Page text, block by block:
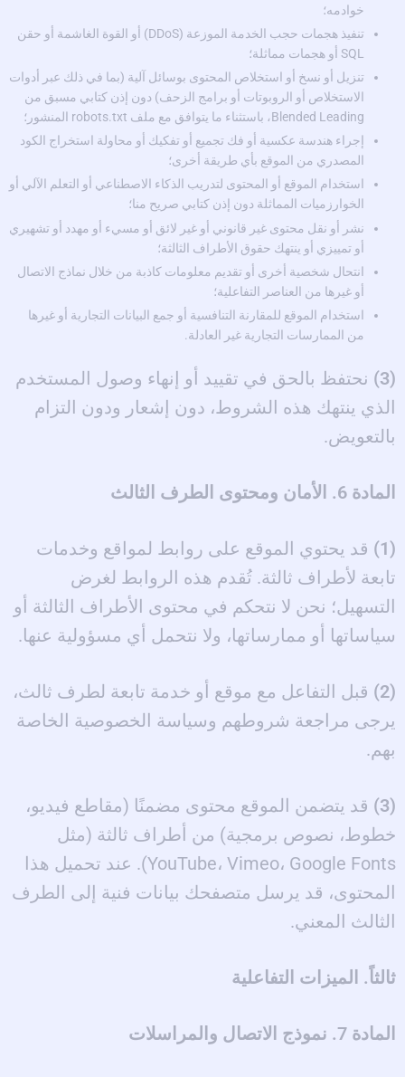
خوادمه؛
تنفيذ هجمات حجب الخدمة الموزعة (DDoS) أو القوة الغاشمة أو حقن
SQL أو هجمات مماثلة؛
تنزيل أو نسخ أو استخلاص المحتوى بوسائل آلية (بما في ذلك عبر أدوات
الاستخلاص أو الروبوتات أو برامج الزحف) دون إذن كتابي مسبق من
Blended Leading، باستثناء ما يتوافق مع ملف robots.txt المنشور؛
إجراء هندسة عكسية أو فك تجميع أو تفكيك أو محاولة استخراج الكود
المصدري من الموقع بأي طريقة أخرى؛
استخدام الموقع أو المحتوى لتدريب الذكاء الاصطناعي أو التعلم الآلي أو
الخوارزميات المماثلة دون إذن كتابي صريح منا؛
نشر أو نقل محتوى غير قانوني أو غير لائق أو مسيء أو مهدد أو تشهيري
أو تمييزي أو ينتهك حقوق الأطراف الثالثة؛
انتحال شخصية أخرى أو تقديم معلومات كاذبة من خلال نماذج الاتصال
أو غيرها من العناصر التفاعلية؛
استخدام الموقع للمقارنة التنافسية أو جمع البيانات التجارية أو غيرها
من الممارسات التجارية غير العادلة.
(3)
نحتفظ بالحق في تقييد أو إنهاء وصول المستخدم
الذي ينتهك هذه الشروط، دون إشعار ودون التزام
بالتعويض.
المادة 6. الأمان ومحتوى الطرف الثالث
(1)
قد يحتوي الموقع على روابط لمواقع وخدمات
تابعة لأطراف ثالثة. تُقدم هذه الروابط لغرض
التسهيل؛ نحن لا نتحكم في محتوى الأطراف الثالثة أو
سياساتها أو ممارساتها، ولا نتحمل أي مسؤولية عنها.
(2)
قبل التفاعل مع موقع أو خدمة تابعة لطرف ثالث،
يرجى مراجعة شروطهم وسياسة الخصوصية الخاصة
بهم.
(3)
قد يتضمن الموقع محتوى مضمنًا (مقاطع فيديو،
خطوط، نصوص برمجية) من أطراف ثالثة (مثل
YouTube، Vimeo، Google Fonts). عند تحميل هذا
المحتوى، قد يرسل متصفحك بيانات فنية إلى الطرف
الثالث المعني.
ثالثاً. الميزات التفاعلية
المادة 7. نموذج الاتصال والمراسلات